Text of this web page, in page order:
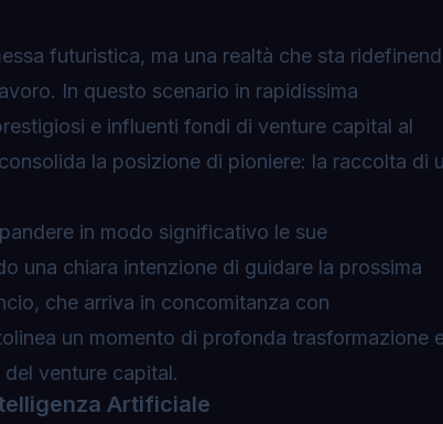
futuristica, ma una realtà che sta
In questo scenario in rapidissima
e influenti fondi di venture capital al
la posizione di pioniere: la raccolta di
in modo significativo le sue
una chiara intenzione di guidare la prossima
che arriva in concomitanza con
un momento di profonda trasformazione
venture capital.
Artificiale